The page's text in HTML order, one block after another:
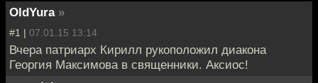
OldYura »
#1 | 07.01.15 13:14
Вчера патриарх Кирилл рукоположил диакона
Георгия Максимова в священники. Аксиос!